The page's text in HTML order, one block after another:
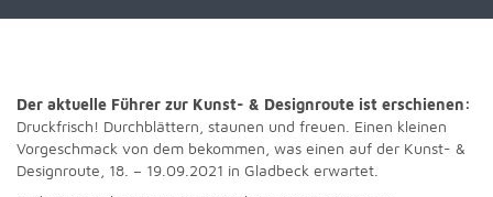
Der aktuelle Führer zur Kunst- & Designroute ist erschienen:
Druckfrisch! Durchblättern, staunen und freuen. Einen kleinen
Vorgeschmack von dem bekommen, was einen auf der Kunst- &
Designroute, 18. – 19.09.2021 in Gladbeck erwartet.